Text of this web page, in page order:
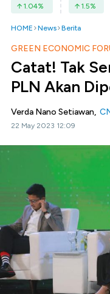
1.04% 1.5%
HOME News Berita
GREEN ECONOMIC
Catat! Tak
PLN Akan
Verda Nano Setiawan,
22 May 2023 12:09